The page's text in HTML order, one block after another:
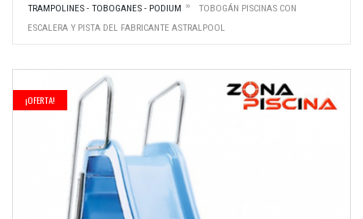
TRAMPOLINES - TOBOGANES - PODIUM
TOBOGÁN PISCINAS CON
ESCALERA Y PISTA DEL FABRICANTE ASTRALPOOL
¡OFERTA!